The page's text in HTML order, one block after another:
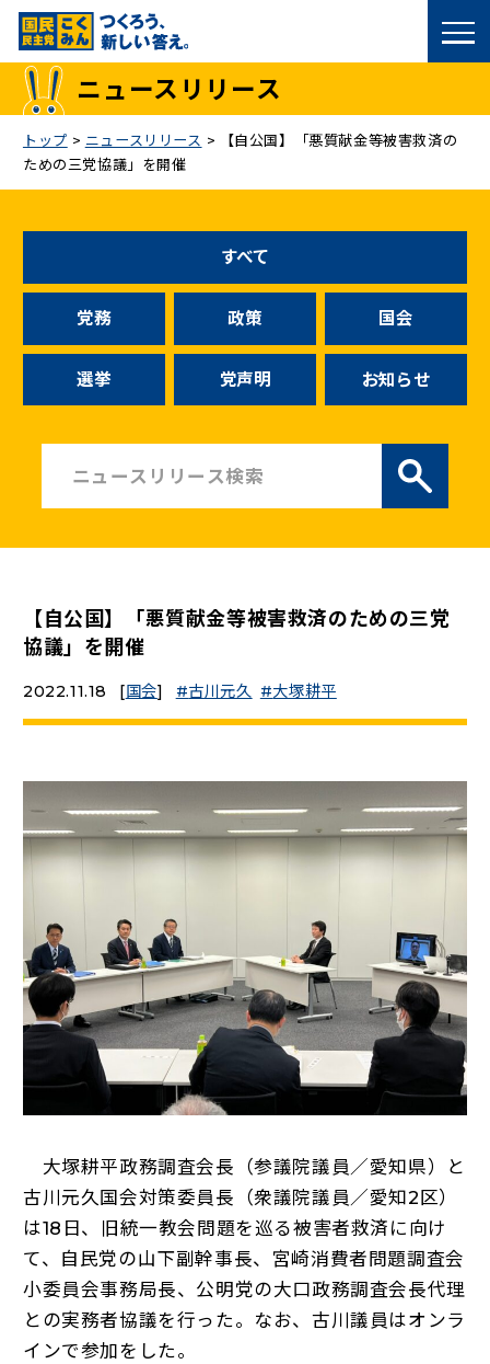
国民民主党トップ
議員
候補者公募
こくみん政治塾
お問い合わせ
ニュースリリース
こくみんうさぎの部屋
Go!Go!こくみんストア（新しいタブで開く）
国民民主党学生部（新しいタブで開く）
プライバシーポリシー
特定商取引法に基づく表記
ニュースリリース
トップ > ニュースリリース >
【自公国】「悪質献金等被害救済の
ための三党協議」を開催
すべて
党務 政策 国会
選挙 党声明 お知らせ
【自公国】「悪質献金等被害救済のための三党
協議」を開催
2022.11.18 [国会] 古川元久 大塚耕平
大塚耕平政務調査会長（参議院議員／愛知県）と
古川元久国会対策委員長（衆議院議員／愛知2区）
は18日、旧統一教会問題を巡る被害者救済に向け
て、自民党の山下副幹事長、宮崎消費者問題調査会
小委員会事務局長、公明党の大口政務調査会長代理
との実務者協議を行った。なお、古川議員はオンラ
インで参加をした。